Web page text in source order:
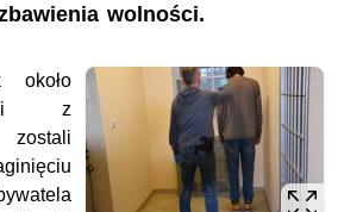
wolności.
około
z